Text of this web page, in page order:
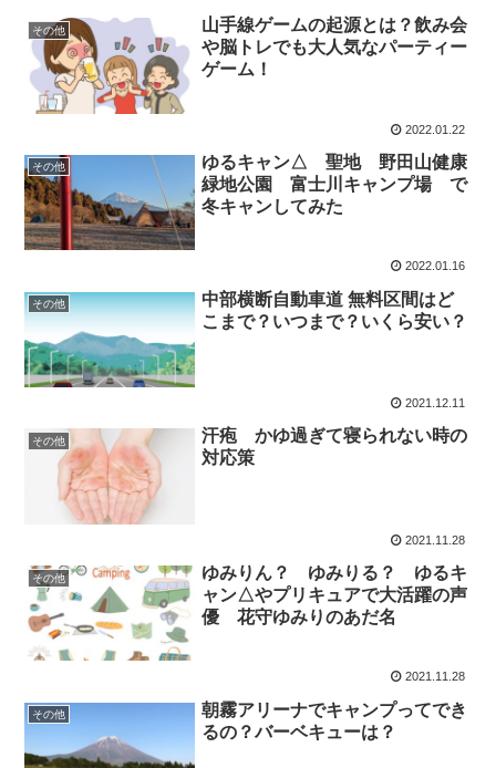
その他
山手線ゲームの起源とは？飲み会
や脳トレでも大人気なパーティー
ゲーム！
2022.01.22
その他
ゆるキャン△ 聖地 野田山健康
緑地公園 富士川キャンプ場 で
冬キャンしてみた
2022.01.16
その他
中部横断自動車道 無料区間はど
こまで？いつまで？いくら安い？
2021.12.11
その他
汗疱 かゆ過ぎて寝られない時の
対応策
2021.11.28
その他
ゆみりん？ ゆみりる？ ゆるキ
ャン△やプリキュアで大活躍の声
優 花守ゆみりのあだ名
2021.11.28
その他
朝霧アリーナでキャンプってでき
るの？バーベキューは？